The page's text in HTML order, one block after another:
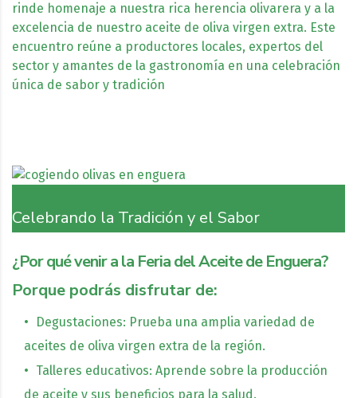
rinde homenaje a nuestra rica herencia olivarera y a la
excelencia de nuestro aceite de oliva virgen extra. Este
encuentro reúne a productores locales, expertos del
sector y amantes de la gastronomía en una celebración
única de sabor y tradición
Celebrando la Tradición y el Sabor
¿Por qué venir a la Feria del Aceite de Enguera?
Porque podrás disfrutar de:
Degustaciones: Prueba una amplia variedad de
aceites de oliva virgen extra de la región.
Talleres educativos: Aprende sobre la producción
de aceite y sus beneficios para la salud.